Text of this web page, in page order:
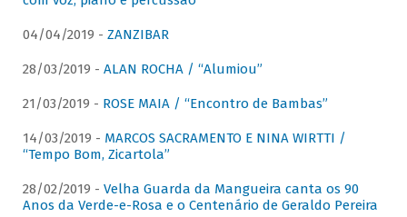
04/04/2019 - ZANZIBAR
28/03/2019 - ALAN ROCHA / “Alumiou”
21/03/2019 - ROSE MAIA / “Encontro de Bambas”
14/03/2019 - MARCOS SACRAMENTO E NINA WIRTTI /
“Tempo Bom, Zicartola”
28/02/2019 - Velha Guarda da Mangueira canta os 90
Anos da Verde-e-Rosa e o Centenário de Geraldo Pereira